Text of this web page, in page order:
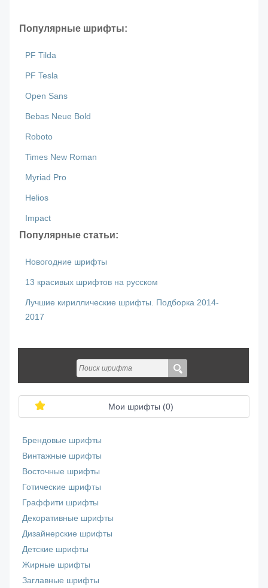
Популярные шрифты:
PF Tilda
PF Tesla
Open Sans
Bebas Neue Bold
Roboto
Times New Roman
Myriad Pro
Helios
Impact
Популярные статьи:
Новогодние шрифты
13 красивых шрифтов на русском
Лучшие кириллические шрифты. Подборка 2014-
2017
Мои шрифты (0)
Брендовые шрифты
Винтажные шрифты
Восточные шрифты
Готические шрифты
Граффити шрифты
Декоративные шрифты
Дизайнерские шрифты
Детские шрифты
Жирные шрифты
Заглавные шрифты